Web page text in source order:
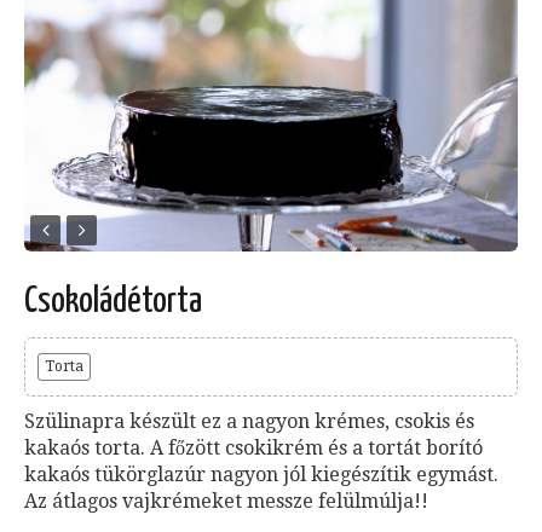
Csokoládétorta
Torta
Szülinapra készült ez a nagyon krémes, csokis és
kakaós torta. A főzött csokikrém és a tortát borító
kakaós tükörglazúr nagyon jól kiegészítik egymást.
Az átlagos vajkrémeket messze felülmúlja!!